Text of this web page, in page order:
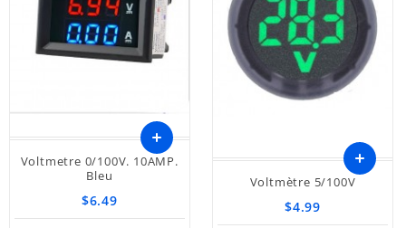
Voltmetre 0/100V. 10AMP.
Bleu
$6.49
Ajouter
Voltmètre 5/100V
$4.99